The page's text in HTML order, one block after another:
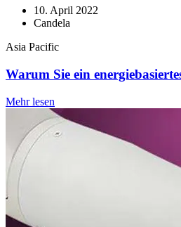
10. April 2022
Candela
Asia Pacific
Warum Sie ein
Mehr lesen